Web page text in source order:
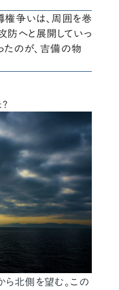
権争いは、周囲を巻
防へと展開していっ
たのが、吉備の物
北側を望む。この